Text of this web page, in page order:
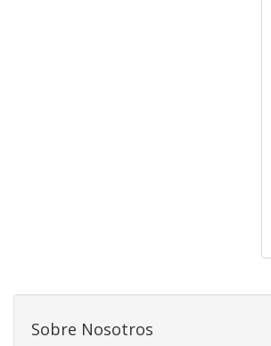
Sobre Nosotros